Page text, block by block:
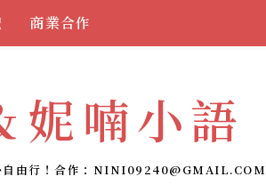
商業合作
喃小語
由行！合作： NINI09240@GMAIL.COM